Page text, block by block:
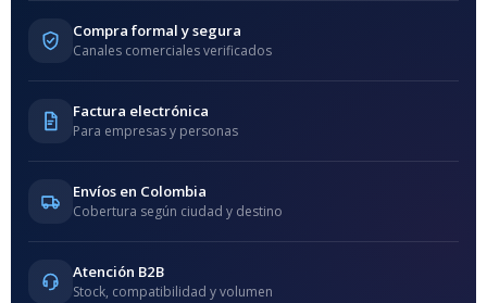
Compra formal y segura
Canales comerciales verificados
Factura electrónica
Para empresas y personas
Envíos en Colombia
Cobertura según ciudad y destino
Atención B2B
Stock, compatibilidad y volumen